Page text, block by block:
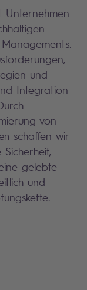
Unternehmen
und
Integration
von
schaffen wir
gelebte
und